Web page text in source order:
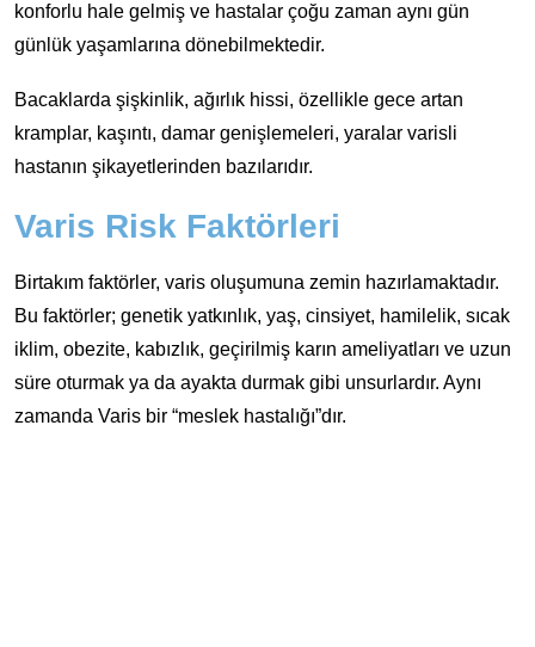
konforlu hale gelmiş ve hastalar çoğu zaman aynı gün
günlük yaşamlarına dönebilmektedir.
Bacaklarda şişkinlik, ağırlık hissi, özellikle gece artan
kramplar, kaşıntı, damar genişlemeleri, yaralar varisli
hastanın şikayetlerinden bazılarıdır.
Varis Risk Faktörleri
Birtakım faktörler, varis oluşumuna zemin hazırlamaktadır.
Bu faktörler; genetik yatkınlık, yaş, cinsiyet, hamilelik, sıcak
iklim, obezite, kabızlık, geçirilmiş karın ameliyatları ve uzun
süre oturmak ya da ayakta durmak gibi unsurlardır. Aynı
zamanda Varis bir “meslek hastalığı”dır.